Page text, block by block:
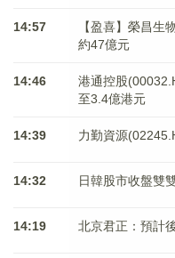
14:57
【盈喜】榮昌生
約47億元
14:46
港通控股
至3.4億港元
14:39 力勤資源
14:32 日韓股市收盤雙
14:19 北京君正：預計